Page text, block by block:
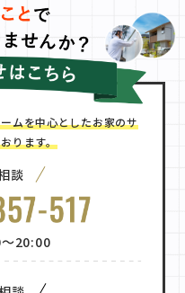
ムを中心としたお家のサ
ります。
談
20:00